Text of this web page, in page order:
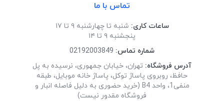
تماس با ما
ساعات کاری: شنبه تا چهارشنبه ۹ تا ۱۷
پنجشنبه ۹ تا ۱۴
شماره تماس: 02192003849
آدرس فروشگاه: تهران، خیابان جمهوری، نرسیده به پل
حافظ، روبروی پاساژ توکل، پاساژ خانه موبایل، طبقه
منفی1، واحد B4 (خرید حضوری به دلیل فاصله انبار و
فروشگاه مقدور نیست)